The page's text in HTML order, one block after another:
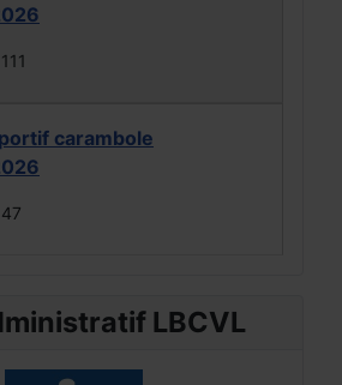
111
carambole
47
LBCVL